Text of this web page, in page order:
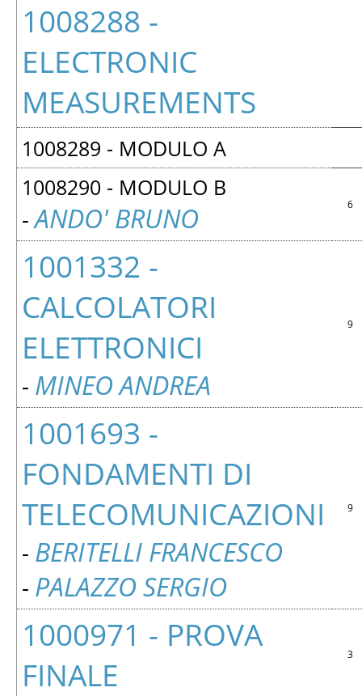
1008288 -
ELECTRONIC
MEASUREMENTS
1008289 - MODULO A
1008290 - MODULO B
-ANDO' BRUNO 6
1001332 -
CALCOLATORI
ELETTRONICI
- MINEO ANDREA
9
1001693 -
FONDAMENTI DI
TELECOMUNICAZIONI
- BERITELLI FRANCESCO
- PALAZZO SERGIO
9
1000971 - PROVA
FINALE
3